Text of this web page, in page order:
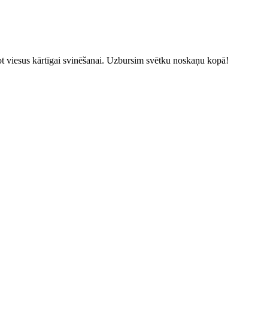
kārtīgai svinēšanai. Uzbursim svētku noskaņu kopā!